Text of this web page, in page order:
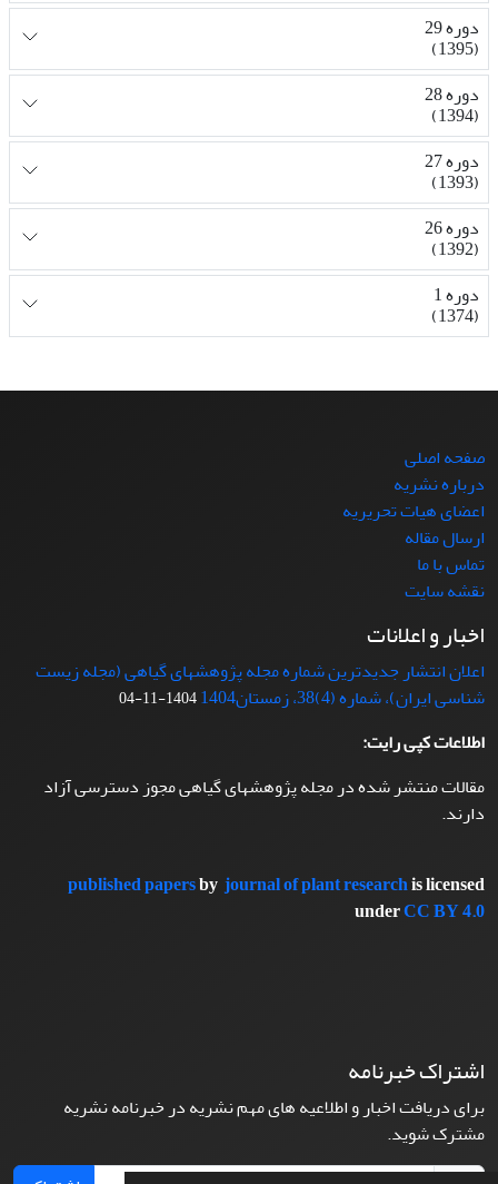
دوره 29
(1395)
دوره 28
(1394)
دوره 27
(1393)
دوره 26
(1392)
دوره 1
(1374)
صفحه اصلی
درباره نشریه
اعضای هیات تحریریه
ارسال مقاله
تماس با ما
نقشه سایت
اخبار و اعلانات
اعلان انتشار جدیدترین شماره مجله پژوهشهای گیاهی (مجله زیست
شناسی ایران)، شماره (4)38، زمستان1404
1404-11-04
اطلاعات کپی رایت:
مقالات منتشر شده در مجله پژوهشهای گیاهی مجوز دسترسی آزاد
دارند.
published papersbyjournal of plant researchis licensed
underCC BY 4.0
اشتراک خبرنامه
برای دریافت اخبار و اطلاعیه های مهم نشریه در خبرنامه نشریه
مشترک شوید.